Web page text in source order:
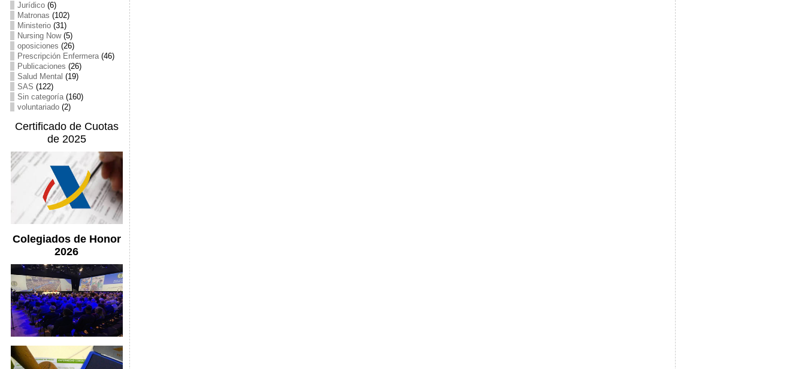
Jurídico(6)
Matronas (102)
Ministerio(31)
Nursing Now(5)
oposiciones (26)
Prescripción Enfermera(46)
Publicaciones (26)
Salud Mental (19)
SAS (122)
Sin categoría(160)
voluntariado(2)
Certificado de Cuotas
de 2025
Colegiados de Honor
2026